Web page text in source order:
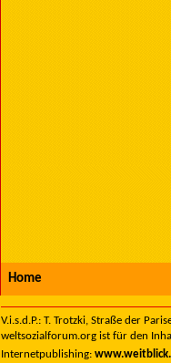
Home
V.i.s.d.P.: T. Trotzki, Straße der
weltsozialforum.org ist für den
Internetpublishing: